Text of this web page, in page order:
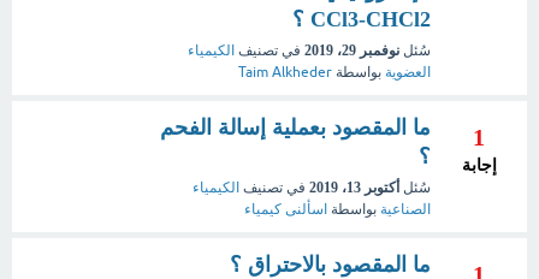
CCl3-CHCl2 ؟
سُئل نوفمبر 29، 2019 في تصنيف الكيمياء
العضوية بواسطة Taim Alkheder
1
إجابة
ما المقصود بعملية إسالة الفحم
؟
سُئل أكتوبر 13، 2019 في تصنيف الكيمياء
الصناعية بواسطة اسألنى كيمياء
ما المقصود بالاحتراق ؟